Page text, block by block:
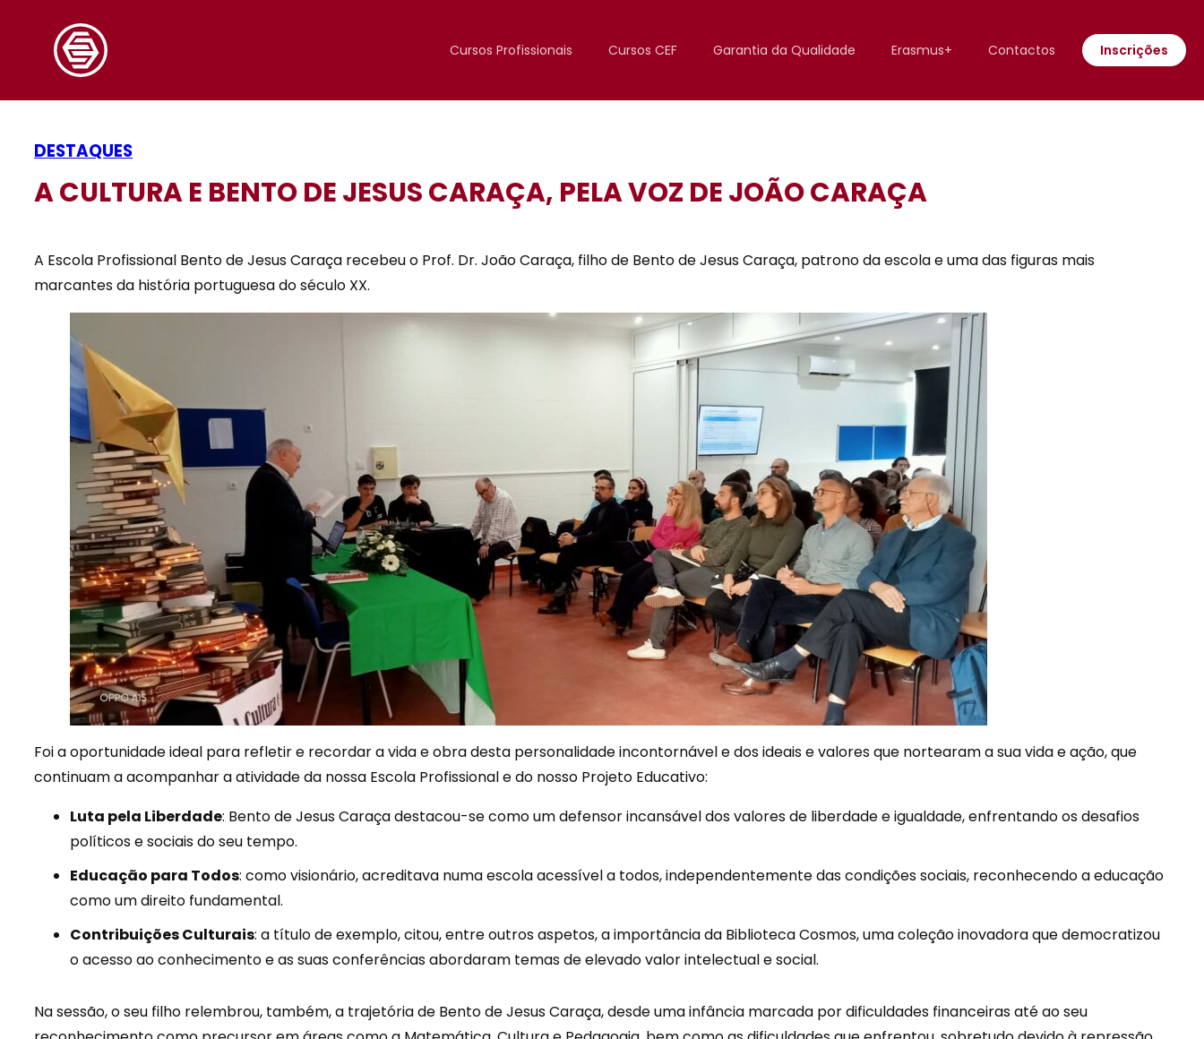
Cursos Profissionais Cursos CEF Garantia da Qualidade Erasmus+ Contactos Inscrições
DESTAQUES
A CULTURA E BENTO DE JESUS CARAÇA, PELA VOZ DE JOÃO CARAÇA
A Escola Profissional Bento de Jesus Caraça recebeu o Prof. Dr. João Caraça, filho de Bento de Jesus Caraça, patrono da escola e uma das figuras mais
marcantes da história portuguesa do século XX.
Foi a oportunidade ideal para refletir e recordar a vida e obra desta personalidade incontornável e dos ideais e valores que nortearam a sua vida e ação, que
continuam a acompanhar a atividade da nossa Escola Profissional e do nosso Projeto Educativo:
Luta pela Liberdade: Bento de Jesus Caraça destacou-se como um defensor incansável dos valores de liberdade e igualdade, enfrentando os desafios
políticos e sociais do seu tempo.
Educação para Todos: como visionário, acreditava numa escola acessível a todos, independentemente das condições sociais, reconhecendo a educação
como um direito fundamental.
Contribuições Culturais: a título de exemplo, citou, entre outros aspetos, a importância da Biblioteca Cosmos, uma coleção inovadora que democratizou
o acesso ao conhecimento e as suas conferências abordaram temas de elevado valor intelectual e social.
Na sessão, o seu filho relembrou, também, a trajetória de Bento de Jesus Caraça, desde uma infância marcada por dificuldades financeiras até ao seu